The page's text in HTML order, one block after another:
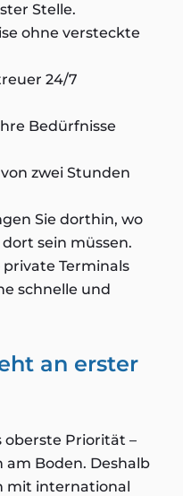
Stelle.
ohne versteckte
24/7
Bedürfnisse
zwei Stunden
Sie dorthin, wo
sein müssen.
Terminals
schnelle und
an erster
oberste Priorität –
am Boden. Deshalb
mit international